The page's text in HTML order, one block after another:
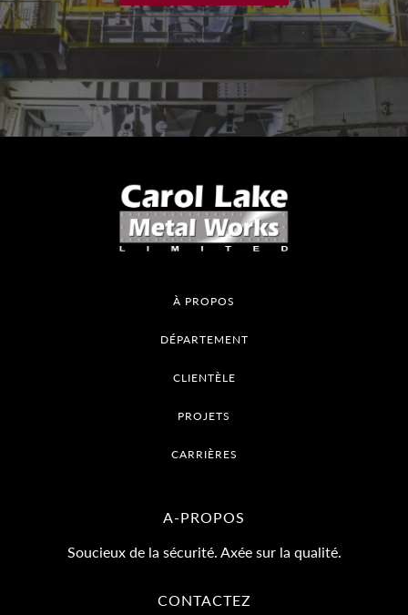
À PROPOS
DÉPARTEMENT
CLIENTÈLE
PROJETS
CARRIÈRES
A-PROPOS
Soucieux de la sécurité. Axée sur la qualité.
CONTACTEZ